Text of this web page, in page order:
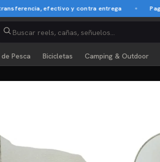
efectivo y contra entrega Pago
Pesca Bicicletas Camping & Outdoor